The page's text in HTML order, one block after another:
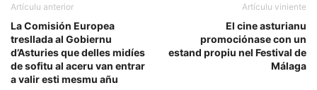
Artículu anterior
La Comisión Europea
tresllada al Gobiernu
d’Asturies que delles midíes
de sofitu al aceru van entrar
a valir esti mesmu añu
Artículu viniente
El cine asturianu
promociónase con un
estand propiu nel Festival de
Málaga